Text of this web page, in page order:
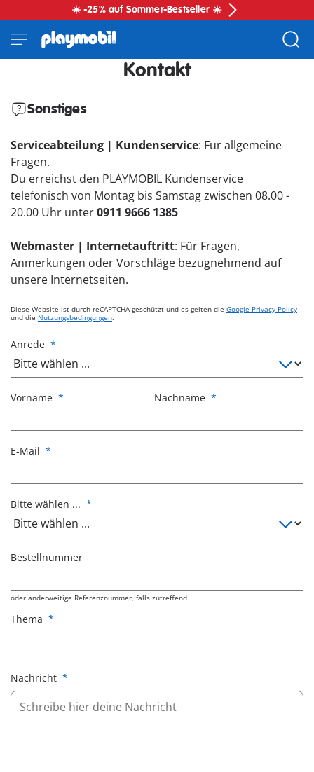
☀️ -25% auf Sommer-Bestseller ☀️
Kontakt
Sonstiges
Serviceabteilung | Kundenservice: Für allgemeine
Fragen.
Du erreichst den PLAYMOBIL Kundenservice
telefonisch von Montag bis Samstag zwischen 08.00 -
20.00 Uhr unter0911 9666 1385
Webmaster | Internetauftritt: Für Fragen,
Anmerkungen oder Vorschläge bezugnehmend auf
unsere Internetseiten.
Diese Website ist durch reCAPTCHA geschützt und es gelten die Google Privacy Policy
und die Nutzungsbedingungen.
Anrede *
Vorname * Nachname *
E-Mail *
Bitte wählen ... *
Bestellnummer
oder anderweitige Referenznummer, falls zutreffend
Thema *
Nachricht *